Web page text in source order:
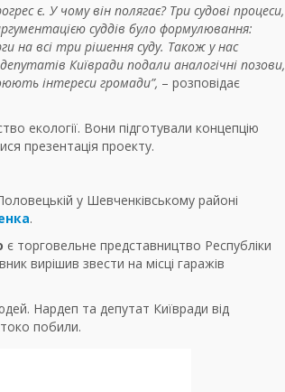
є. У чому він полягає? Три судові процеси,
суддів було формулювання:
на всі три рішення суду. Також у нас
Київради подали аналогічні позови,
інтереси громади”, – розповідає
екології. Вони підготували концепцію
презентація проекту.
у Шевченківському районі
.
є торговельне представництво Республіки
вирішив звести на місці гаражів
Нардеп та депутат Київради від
побили.